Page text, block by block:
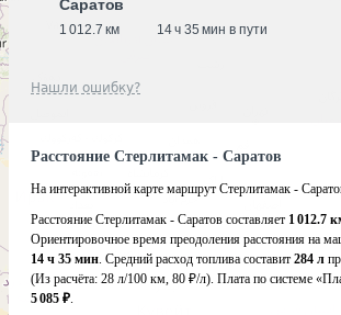
Саратов
1 012.7 км 14 ч 35 мин в пути
Нашли ошибку?
Расстояние Стерлитамак - Саратов
На интерактивной карте маршрут Стерлитамак -
Расстояние Стерлитамак - Саратов составляет 1 012.7
Ориентировочное время преодоления расстояния на
14 ч 35 мин. Средний расход топлива составит 284 л
(Из расчёта: 28 л/100 км, 80 ₽/л). Плата по системе
5 085 ₽.